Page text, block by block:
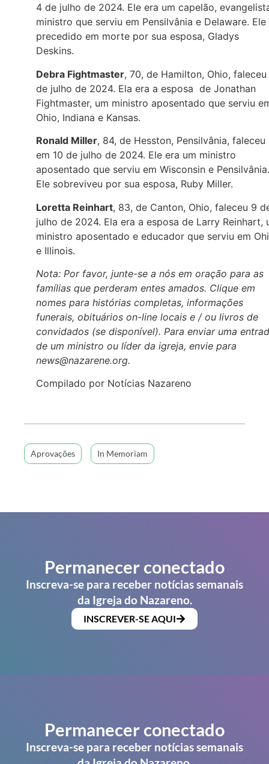
4 de julho de 2024. Ele era um capelão,
ministro que serviu em Pensilvânia e Delaware.
precedido em morte por sua esposa, Gladys
Deskins.
Debra Fightmaster, 70, de Hamilton, Ohio,
de julho de 2024. Ela era a esposa de Jonathan
Fightmaster, um ministro aposentado que serviu
Ohio, Indiana e Kansas.
Ronald Miller, 84, de Hesston, Pensilvânia, faleceu
em 10 de julho de 2024. Ele era um ministro
aposentado que serviu em Wisconsin e Pensilvânia.
Ele sobreviveu por sua esposa, Ruby Miller.
Loretta Reinhart, 83, de Canton, Ohio, faleceu 9
julho de 2024. Ela era a esposa de Larry Reinhart,
ministro aposentado e educador que serviu em
e Illinois.
Nota: Por favor, junte-se a nós em oração para as
famílias que perderam entes amados. Clique em
nomes para histórias completas, informações
funerais, obituários on-line locais e / ou livros de
convidados (se disponível). Para enviar uma
de um ministro ou líder da igreja, envie para
news@nazarene.org.
Compilado por Notícias Nazareno
Aprovações In Memoriam
Permanecer conectado
Inscreva-se para receber notícias semanais
da Igreja do Nazareno.
INSCREVER-SE AQUI
Permanecer conectado
Inscreva-se para receber notícias semanais